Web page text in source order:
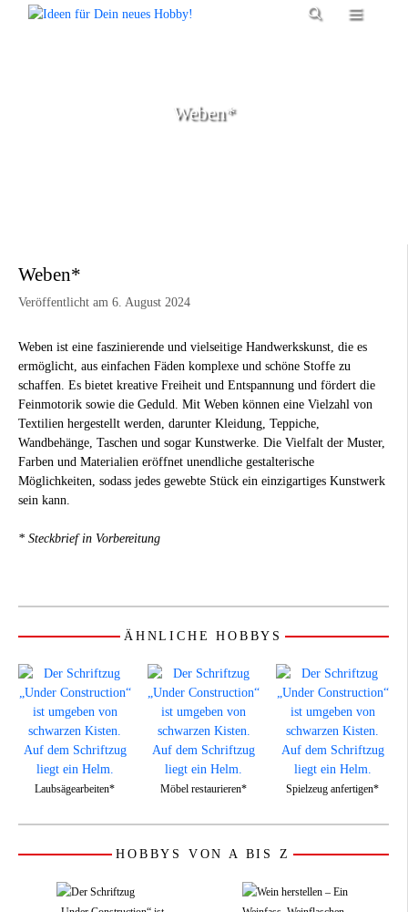
Menü
Weben*
Weben*
Veröffentlicht am 6. August 2024
Weben ist eine faszinierende und vielseitige Handwerkskunst, die es
ermöglicht, aus einfachen Fäden komplexe und schöne Stoffe zu
schaffen. Es bietet kreative Freiheit und Entspannung und fördert die
Feinmotorik sowie die Geduld. Mit Weben können eine Vielzahl von
Textilien hergestellt werden, darunter Kleidung, Teppiche,
Wandbehänge, Taschen und sogar Kunstwerke. Die Vielfalt der Muster,
Farben und Materialien eröffnet unendliche gestalterische
Möglichkeiten, sodass jedes gewebte Stück ein einzigartiges Kunstwerk
sein kann.
* Steckbrief in Vorbereitung
ÄHNLICHE HOBBYS
Laubsägearbeiten* Möbel restaurieren* Spielzeug anfertigen*
HOBBYS VON A BIS Z